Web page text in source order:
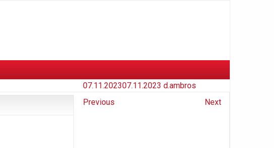
07.11.202307.11.2023 d.ambros
Previous
Next